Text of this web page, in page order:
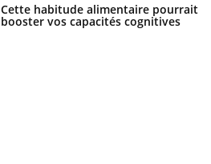
Cette habitude alimentaire pourrait
booster vos capacités cognitives